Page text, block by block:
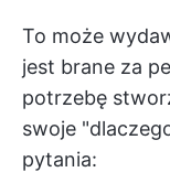
To może
jest brane za
potrzebę
swoje
pytania: